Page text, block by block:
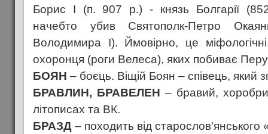
Борис I (п. 907 р.) - князь Болгарії
начебто убив Святополк-Петро
Володимира I). Ймовірно, це
охоронця (роги Велеса), яких побиває
БОЯН – боєць. Віщій Боян – співець, який
БРАВЛИН, БРАВЕЛЕН – бравий,
літописах та ВК.
БРАЗД – походить від